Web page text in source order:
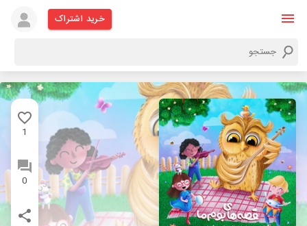
خرید اشتراک
1
0